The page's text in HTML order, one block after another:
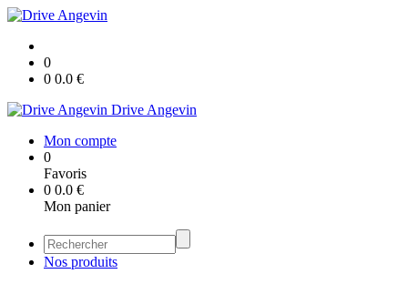
0
0 0.0 €
Drive Angevin
Mon compte
0
Favoris
0 0.0 €
Mon panier
Nos produits